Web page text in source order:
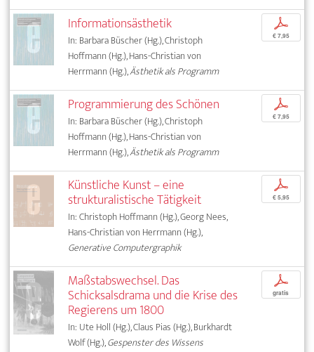
Informationsästhetik
In: Barbara Büscher (Hg.), Christoph
Hoffmann (Hg.), Hans-Christian von
Herrmann (Hg.),Ästhetik als Programm
p
€ 7,95
Programmierung des Schönen
In: Barbara Büscher (Hg.), Christoph
Hoffmann (Hg.), Hans-Christian von
Herrmann (Hg.),Ästhetik als Programm
p
€ 7,95
Künstliche Kunst – eine
strukturalistische Tätigkeit
In: Christoph Hoffmann (Hg.), Georg Nees,
Hans-Christian von Herrmann (Hg.),
Generative Computergraphik
p
€ 5,95
Maßstabswechsel. Das
Schicksalsdrama und die Krise des
Regierens um 1800
In: Ute Holl (Hg.), Claus Pias (Hg.), Burkhardt
Wolf (Hg.),Gespenster des Wissens
p
gratis